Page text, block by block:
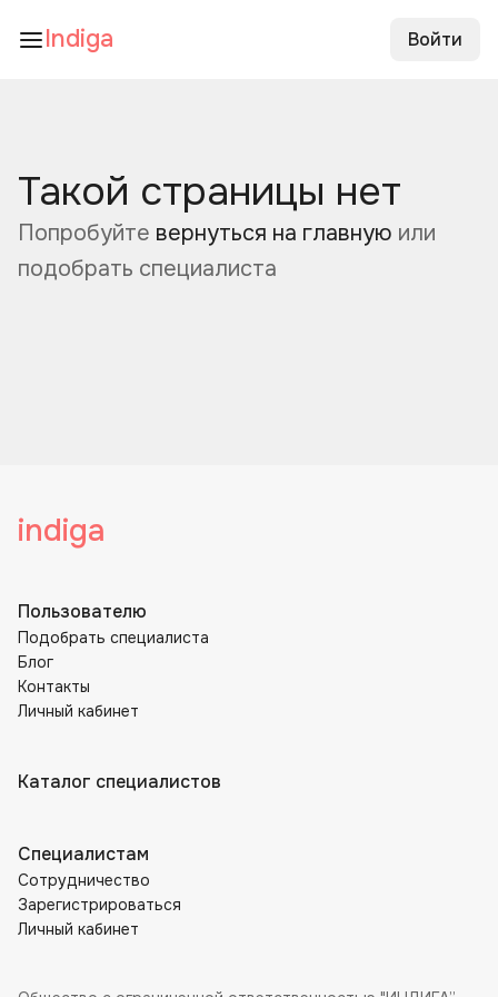
Indiga Войти
Такой страницы нет
Попробуйте вернуться на главную или
подобрать специалиста
indiga
Пользователю
Подобрать специалиста
Блог
Контакты
Личный кабинет
Каталог специалистов
Специалистам
Сотрудничество
Зарегистрироваться
Личный кабинет